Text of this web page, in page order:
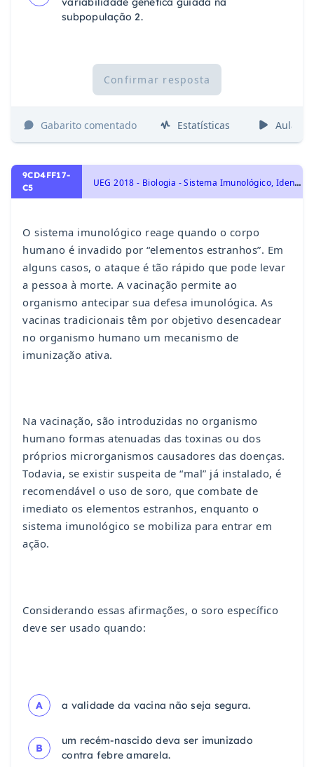
subpopulação 2.
Confirmar resposta
Gabarito comentado Estatísticas Aulas
9CD4FF17-
C5
U
EG 2018 - Biologia - Sistema Imunológico, Identidade dos seres vivos
O sistema imunológico reage quando o corpo
humano é invadido por “elementos estranhos”. Em
alguns casos, o ataque é tão rápido que pode levar
a pessoa à morte. A vacinação permite ao
organismo antecipar sua defesa imunológica. As
vacinas tradicionais têm por objetivo desencadear
no organismo humano um mecanismo de
imunização ativa.
Na vacinação, são introduzidas no organismo
humano formas atenuadas das toxinas ou dos
próprios microrganismos causadores das doenças.
Todavia, se existir suspeita de “mal” já instalado, é
recomendável o uso de soro, que combate de
imediato os elementos estranhos, enquanto o
sistema imunológico se mobiliza para entrar em
ação.
Considerando essas afirmações, o soro específico
deve ser usado quando:
A a validade da vacina não seja segura.
B
um recém-nascido deva ser imunizado
contra febre amarela.